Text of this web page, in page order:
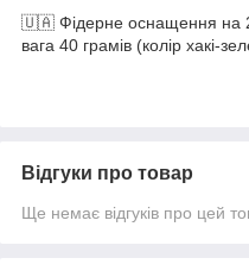
🇺🇦 Фідерне оснащення на 2
вага 40 грамів (колір хакі-
Відгуки про товар
Ще немає відгуків про цей